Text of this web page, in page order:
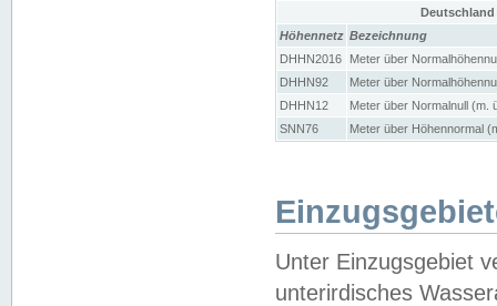
Höhennetz Bezeichnung
DHHN2016
Meter über
DHHN92
Meter über
DHHN12
Meter über Normalnull (m.
SNN76
Meter über Höhennormal
Unter Einzugsgebiet
unterirdisches